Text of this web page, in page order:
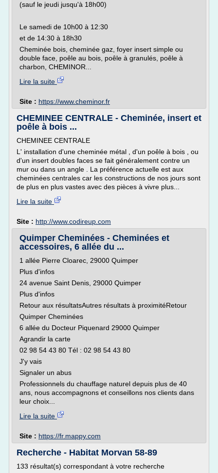
(sauf le jeudi jusqu'à 18h00)
Le samedi de 10h00 à 12:30
et de 14:30 à 18h30
Cheminée bois, cheminée gaz, foyer insert simple ou
double face, poêle au bois, poêle à granulés, poêle à
charbon, CHEMINOR...
Lire la suite
Site : https://www.cheminor.fr
CHEMINEE CENTRALE - Cheminée, insert et
poêle à bois ...
CHEMINEE CENTRALE
L' installation d'une cheminée métal , d'un poêle à bois , ou
d'un insert doubles faces se fait généralement contre un
mur ou dans un angle . La préférence actuelle est aux
cheminées centrales car les constructions de nos jours sont
de plus en plus vastes avec des pièces à vivre plus...
Lire la suite
Site : http://www.codireup.com
Quimper Cheminées - Cheminées et
accessoires, 6 allée du ...
1 allée Pierre Cloarec, 29000 Quimper
Plus d'infos
24 avenue Saint Denis, 29000 Quimper
Plus d'infos
Retour aux résultatsAutres résultats à proximitéRetour
Quimper Cheminées
6 allée du Docteur Piquenard 29000 Quimper
Agrandir la carte
02 98 54 43 80 Tél : 02 98 54 43 80
J'y vais
Signaler un abus
Professionnels du chauffage naturel depuis plus de 40
ans, nous accompagnons et conseillons nos clients dans
leur choix...
Lire la suite
Site : https://fr.mappy.com
Recherche - Habitat Morvan 58-89
133 résultat(s) correspondant à votre recherche